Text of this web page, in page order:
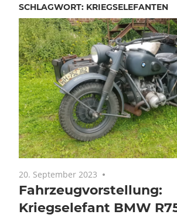
SCHLAGWORT: KRIEGSELEFANTEN
20. September 2023
Fahrzeugvorstellung:
Kriegselefant BMW